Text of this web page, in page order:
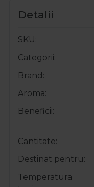
Detalii
SKU
Categorii
Brand
Aroma
Beneficii
Cantitate
Destinat pentru
Temperatura